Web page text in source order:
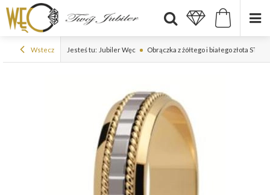
Wstecz Jesteś tu: Jubiler Węc Obrączka z żółtego i białego złota ST-